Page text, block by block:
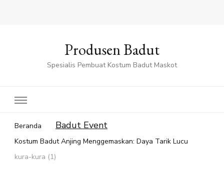
Produsen Badut
Spesialis Pembuat Kostum Badut Maskot
Beranda Badut Event
Kostum Badut Anjing Menggemaskan: Daya Tarik Lucu
kura-kura (1)